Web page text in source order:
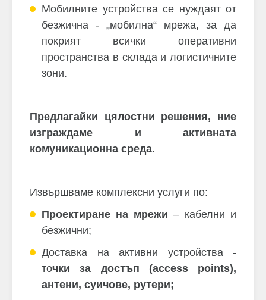
Мобилните устройства се нуждаят от
безжична - „мобилна“ мрежа, за да
покрият всички оперативни
пространства в склада и логистичните
зони.
Предлагайки цялостни решения, ние
изграждаме и активната
комуникационна среда.
Извършваме комплексни услуги по:
Проектиране на мрежи – кабелни и
безжични;
Доставка на активни устройства -
точки за достъп (access points),
антени, суичове, рутери;